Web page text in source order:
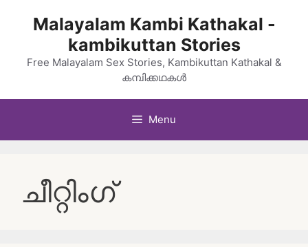
Malayalam Kambi Kathakal -
kambikuttan Stories
Free Malayalam Sex Stories, Kambikuttan Kathakal &
കമ്പിക്കഥകൾ
Menu
ചീറ്റിംഗ്